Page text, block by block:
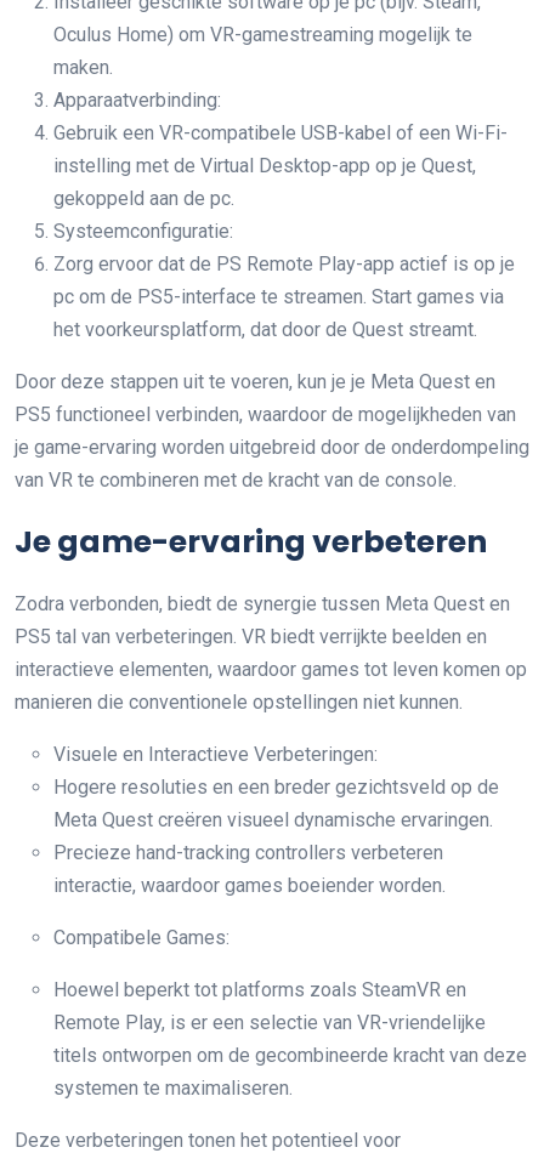
Oculus Home) om VR-gamestreaming mogelijk te
maken.
Apparaatverbinding:
Gebruik een VR-compatibele USB-kabel of een Wi-Fi-
instelling met de Virtual Desktop-app op je Quest,
gekoppeld aan de pc.
Systeemconfiguratie:
Zorg ervoor dat de PS Remote Play-app actief is op je
pc om de PS5-interface te streamen. Start games via
het voorkeursplatform, dat door de Quest streamt.
Door deze stappen uit te voeren, kun je je Meta Quest en
PS5 functioneel verbinden, waardoor de mogelijkheden van
je game-ervaring worden uitgebreid door de onderdompeling
van VR te combineren met de kracht van de console.
Je game-ervaring verbeteren
Zodra verbonden, biedt de synergie tussen Meta Quest en
PS5 tal van verbeteringen. VR biedt verrijkte beelden en
interactieve elementen, waardoor games tot leven komen op
manieren die conventionele opstellingen niet kunnen.
Visuele en Interactieve Verbeteringen:
Hogere resoluties en een breder gezichtsveld op de
Meta Quest creëren visueel dynamische ervaringen.
Precieze hand-tracking controllers verbeteren
interactie, waardoor games boeiender worden.
Compatibele Games:
Hoewel beperkt tot platforms zoals SteamVR en
Remote Play, is er een selectie van VR-vriendelijke
titels ontworpen om de gecombineerde kracht van deze
systemen te maximaliseren.
Deze verbeteringen tonen het potentieel voor